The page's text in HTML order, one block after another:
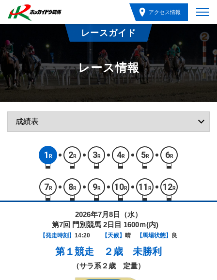
アクセス情報
レースガイド
レース情報
1 R 2R 3R 4R 5R 6R
7 R 8R 9R 10R 11 R 12R
2026年7月8日（水）
第7回 門別競馬 2日目 1600ｍ(内)
【発走時刻】 14:20 【天候】 晴 【馬場状態】 良
第１競走 ２歳 未勝利
（サラ系２歳 定量）